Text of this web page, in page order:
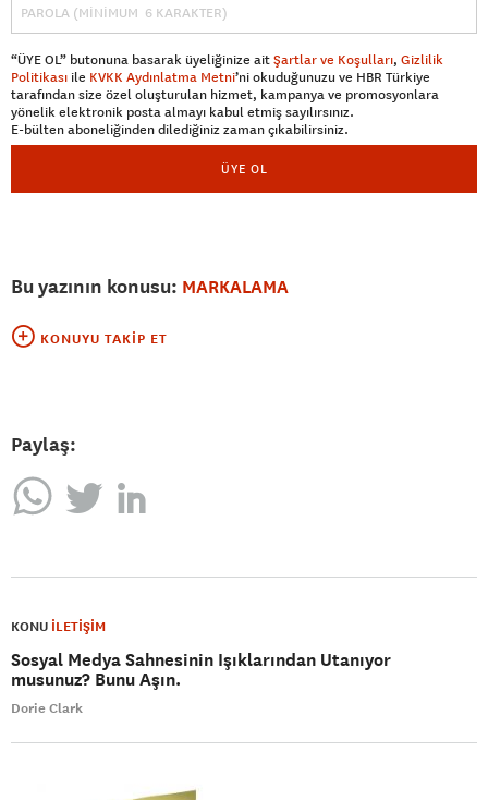
“ÜYE OL” butonuna basarak üyeliğinize aitŞartlar ve Koşulları, Gizlilik
Politikası ile KVKK Aydınlatma Metni’ni okuduğunuzu ve HBR Türkiye
tarafından size özel oluşturulan hizmet, kampanya ve promosyonlara
yönelik elektronik posta almayı kabul etmiş sayılırsınız.
E-bülten aboneliğinden dilediğiniz zaman çıkabilirsiniz.
ÜYE OL
Bu yazının konusu: MARKALAMA
KONUYU TAKIP ET
Paylaş:
KONU İLETİŞİM
Sosyal Medya Sahnesinin Işıklarından Utanıyor
musunuz? Bunu Aşın.
Dorie Clark